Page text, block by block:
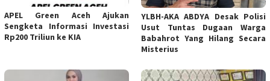
APEL Green Aceh Ajukan
Sengketa Informasi Investasi
Rp200 Triliun ke KIA
YLBH-AKA ABDYA Desak Polisi
Usut Tuntas Dugaan Warga
Babahrot Yang Hilang Secara
Misterius